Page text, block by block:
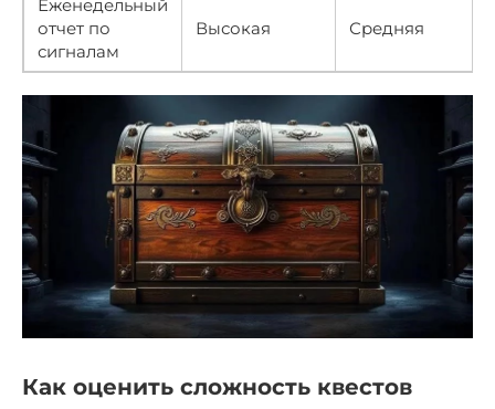
Еженедельный
отчет по
сигналам
Высокая Средняя
Как оценить сложность квестов